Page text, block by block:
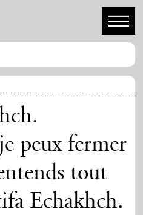
peux fermer
tout
Echakhch.